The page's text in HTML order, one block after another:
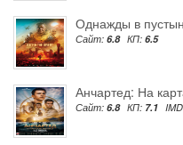
Однажды в
Сайт: 6.8 КП: 6.5
Анчартед: На
Сайт: 6.8 КП: 7.1